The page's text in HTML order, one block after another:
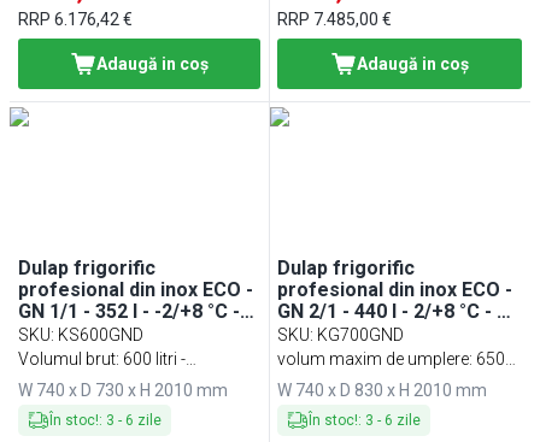
RRP 6.176,42 €
Adaugă in coş
RRP 7.485,00 €
Adaugă in coş
Dulap frigorific
profesional din inox ECO -
GN 1/1 - 352 l - -2/+8 °C -
cu 1 ușă din sticlă
SKU: KS600GND
Volumul brut: 600 litri -
Temperatura: -2 ~ +8 ° C
W 740 x D 730 x H 2010 mm
În stoc!: 3 - 6 zile
Dulap frigorific
profesional din inox ECO -
GN 2/1 - 440 l - 2/+8 °C - cu
1 ușă din sticlă
SKU: KG700GND
volum maxim de umplere: 650
litri - temperatura: +2 ~ +8 ° C
W 740 x D 830 x H 2010 mm
În stoc!: 3 - 6 zile